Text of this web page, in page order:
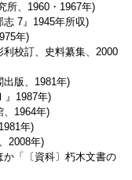
所、1960・1967年)
7』1945年所収)
年)
校訂、史料纂集、2000
出版、1981年)
』1987年)
、1964年)
年)
2008年)
「〔資科〕朽木文書の